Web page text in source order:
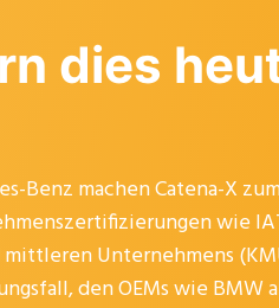
dies
Benz machen Catena-X
wie
Unternehmens
den OEMs wie